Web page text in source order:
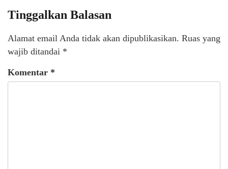
Tinggalkan Balasan
Alamat email Anda tidak akan dipublikasikan. Ruas yang
wajib ditandai *
Komentar *